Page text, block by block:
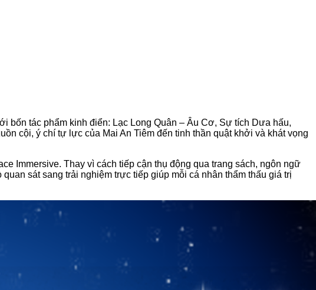
bốn tác phẩm kinh điển: Lạc Long Quân – Âu Cơ, Sự tích Dưa hấu,
cội, ý chí tự lực của Mai An Tiêm đến tinh thần quật khởi và khát vọng
Immersive. Thay vì cách tiếp cận thụ động qua trang sách, ngôn ngữ
sát sang trải nghiệm trực tiếp giúp mỗi cá nhân thẩm thấu giá trị